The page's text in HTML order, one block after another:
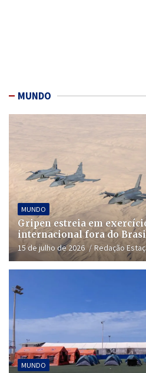
MUNDO
MUNDO
Gripen estreia em
internacional fora do
15 de julho de 2026 Redação
MUNDO